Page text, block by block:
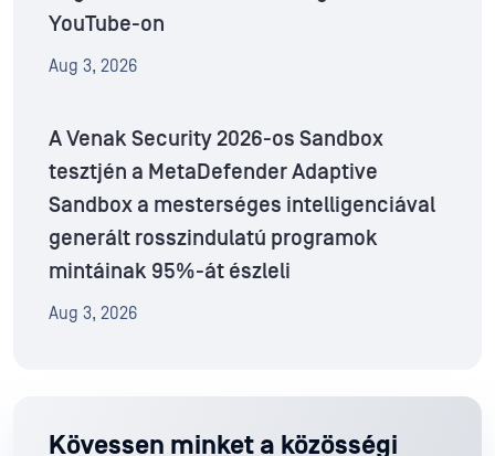
YouTube-on
Aug 3, 2026
A Venak Security 2026-os Sandbox
tesztjén a MetaDefender Adaptive
Sandbox a mesterséges intelligenciával
generált rosszindulatú programok
mintáinak 95%-át észleli
Aug 3, 2026
Kövessen minket a közösségi